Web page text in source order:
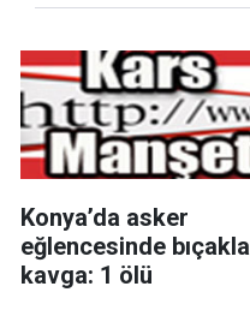
Konya’da asker
eğlencesinde bıçakla
kavga: 1 ölü